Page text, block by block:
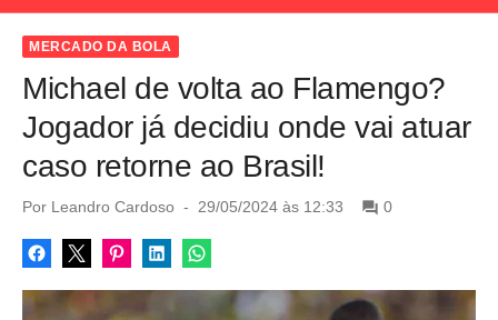
c
MERCADO DA BOLA
Michael de volta ao Flamengo?
Jogador já decidiu onde vai atuar
caso retorne ao Brasil!
Por Leandro Cardoso
P
s
t
29/05/2024 às 12:33 0